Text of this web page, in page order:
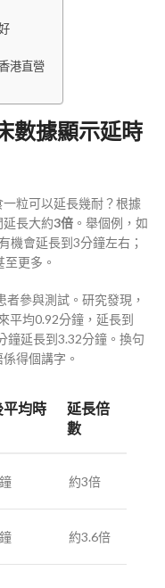
港直營
數據顯示延時
粒可以延長幾耐？根據
長大約3倍 。舉個例，如
機會延長到3分鐘左右；
至更多 。
參與測試。研究發現，
平均0.92分鐘，延長到
鐘延長到3.32分鐘 。換句
得個講字。
均時
延長倍
數
約3倍
約3.6倍